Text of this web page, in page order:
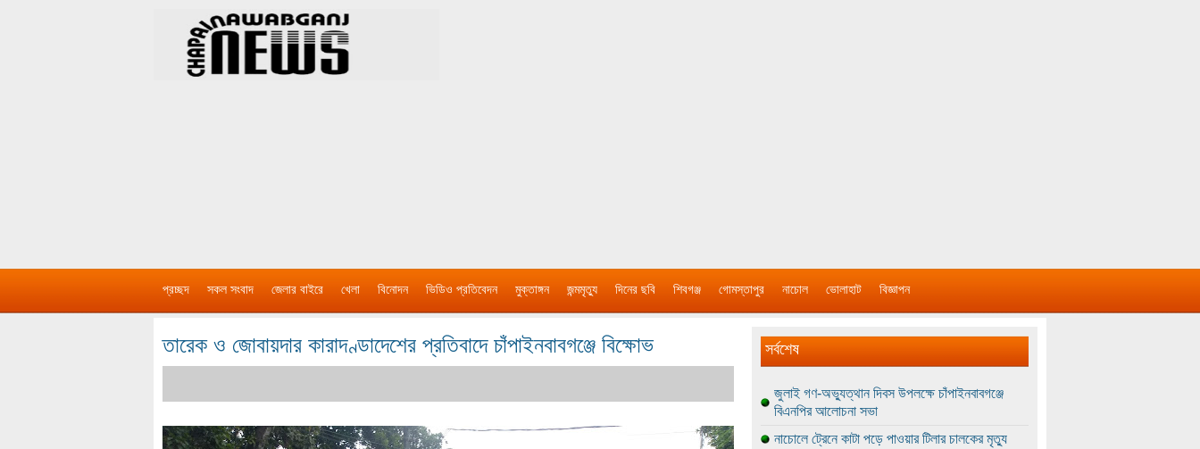
প্রচ্ছদ সকল সংবাদ জেলার বাইরে খেলা বিনোদন ভিডিও প্রতিবেদন মুক্তাঙ্গন জন্মমৃত্যু দিনের ছবি শিবগঞ্জ গোমস্তাপুর নাচোল ভোলাহাট বিজ্ঞাপন
তারেক ও জোবায়দার কারাদণ্ডাদেশের প্রতিবাদে চাঁপাইনবাবগঞ্জে বিক্ষোভ সর্বশেষ
জুলাই গণ-অভ্যুত্থান দিবস উপলক্ষে চাঁপাইনবাবগঞ্জে
বিএনপির আলোচনা সভা
নাচোলে ট্রেনে কাটা পড়ে পাওয়ার টিলার চালকের মৃত্যু